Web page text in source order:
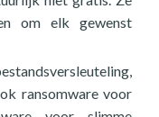
om elk gewenst
ransomware voor